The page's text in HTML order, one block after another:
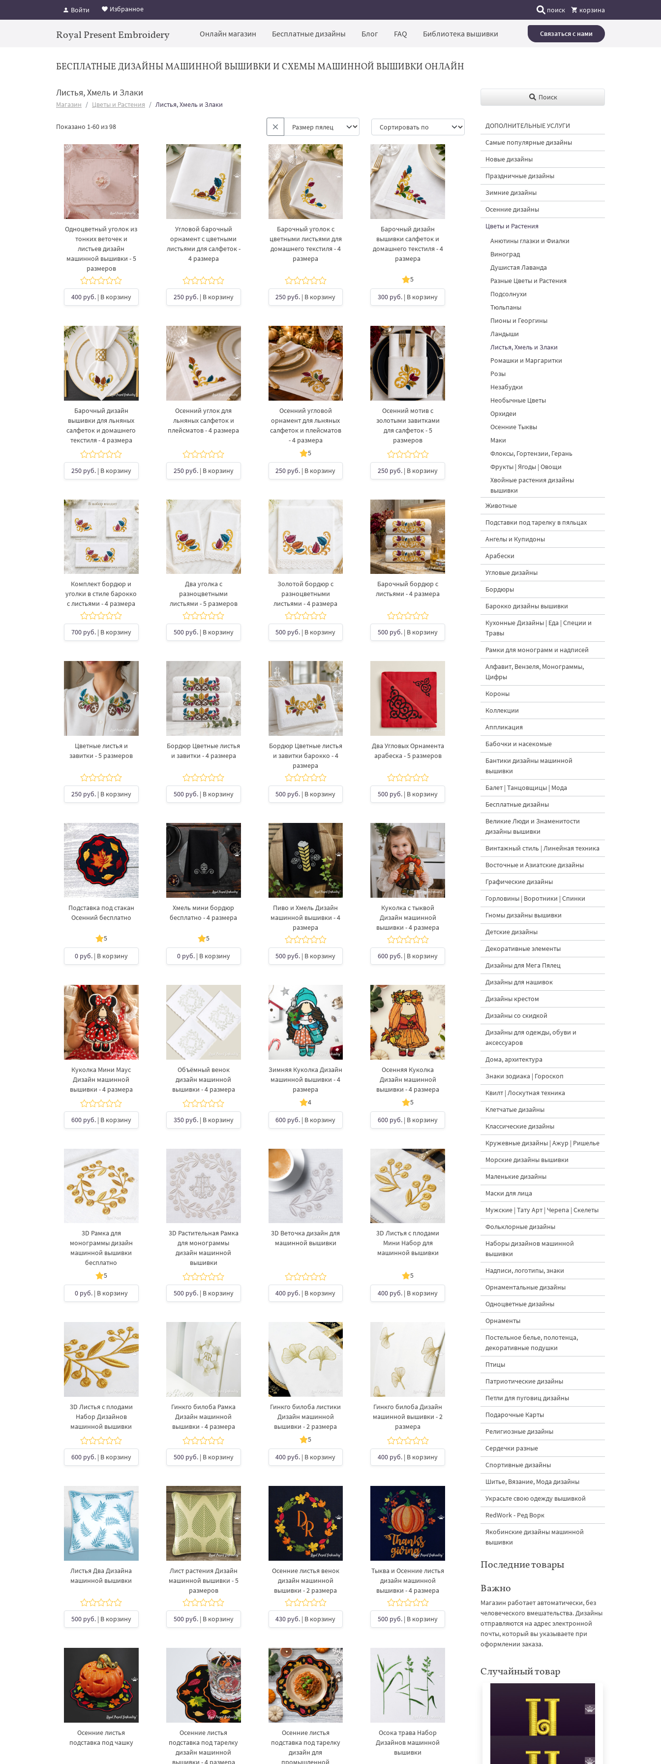
Войти Избранное поиск корзина
Royal Present Embroidery Онлайн магазин Бесплатные дизайны Блог FAQ Библиотека вышивки Связаться с нами
БЕСПЛАТНЫЕ ДИЗАЙНЫ МАШИННОЙ ВЫШИВКИ И СХЕМЫ МАШИННОЙ ВЫШИВКИ ОНЛАЙН
Листья, Хмель и Злаки
Магазин Цветы и Растения Листья, Хмель и Злаки
Показано 1-60 из 98
Одноцветный уголок из
тонких веточек и
листьев дизайн
машинной вышивки - 5
размеров
400 руб.| В корзину
Угловой барочный
орнамент с цветными
листьями для салфеток -
4 размера
250 руб.| В корзину
Барочный уголок с
цветными листьями для
домашнего текстиля - 4
размера
250 руб. | В корзину
Барочный дизайн
вышивки салфеток и
домашнего текстиля - 4
размера
5
300 руб. | В корзину
Барочный дизайн
вышивки для льняных
салфеток и домашнего
текстиля - 4 размера
250 руб.| В корзину
Осенний углок для
льняных салфеток и
плейсматов - 4 размера
250 руб.| В корзину
Осенний угловой
орнамент для льняных
салфеток и плейсматов
- 4 размера
5
250 руб. | В корзину
Осенний мотив с
золотыми завитками
для салфеток - 5
размеров
250 руб. | В корзину
Комплект бордюр и
уголки в стиле барокко
с листьями - 4 размера
700 руб.| В корзину
Два уголка с
разноцветными
листьями - 5 размеров
500 руб.| В корзину
Золотой бордюр с
разноцветными
листьями - 4 размера
500 руб. | В корзину
Барочный бордюр с
листьями - 4 размера
500 руб. | В корзину
Цветные листья и
завитки - 5 размеров
250 руб.| В корзину
Бордюр Цветные листья
и завитки - 4 размера
500 руб.| В корзину
Бордюр Цветные листья
и завитки барокко - 4
размера
500 руб. | В корзину
Два Угловых Орнамента
арабеска - 5 размеров
500 руб. | В корзину
Подставка под стакан
Осенний бесплатно
5
0 руб.| В корзину
Хмель мини бордюр
бесплатно - 4 размера
5
0 руб.| В корзину
Пиво и Хмель Дизайн
машинной вышивки - 4
размера
500 руб. | В корзину
Куколка с тыквой
Дизайн машинной
вышивки - 4 размера
600 руб. | В корзину
Куколка Мини Маус
Дизайн машинной
вышивки - 4 размера
600 руб.| В корзину
Объёмный венок
дизайн машинной
вышивки - 4 размера
350 руб.| В корзину
Зимняя Куколка Дизайн
машинной вышивки - 4
размера
4
600 руб. | В корзину
Осенняя Куколка
Дизайн машинной
вышивки - 4 размера
5
600 руб. | В корзину
3D Рамка для
монограммы дизайн
машинной вышивки
бесплатно
5
0 руб.| В корзину
3D Растительная Рамка
для монограммы
дизайн машинной
вышивки
500 руб.| В корзину
3D Веточка дизайн для
машинной вышивки
400 руб. | В корзину
3D Листья с плодами
Мини Набор для
машинной вышивки
5
400 руб. | В корзину
3D Листья с плодами
Набор Дизайнов
машинной вышивки
600 руб.| В корзину
Гинкго билоба Рамка
Дизайн машинной
вышивки - 4 размера
500 руб.| В корзину
Гинкго билоба листики
Дизайн машинной
вышивки - 2 размера
5
400 руб. | В корзину
Гинкго билоба Дизайн
машинной вышивки - 2
размера
400 руб. | В корзину
Листья Два Дизайна
машинной вышивки
500 руб.| В корзину
Лист растения Дизайн
машинной вышивки - 5
размеров
500 руб.| В корзину
Осенние листья венок
дизайн машинной
вышивки - 2 размера
430 руб. | В корзину
Тыква и Осенние листья
дизайн машинной
вышивки - 4 размера
500 руб. | В корзину
Осенние листья
подставка под чашку
Осенние листья
подставка под тарелку
дизайн машинной
вышивки - 4 размера
Осенние листья
подставка под тарелку
дизайн для
промышленной
Осока трава Набор
Дизайнов машинной
вышивки
Поиск
ДОПОЛНИТЕЛЬНЫЕ УСЛУГИ
Самые популярные дизайны
Новые дизайны
Праздничные дизайны
Зимние дизайны
Осенние дизайны
Цветы и Растения
Анютины глазки и Фиалки
Виноград
Душистая Лаванда
Разные Цветы и Растения
Подсолнухи
Тюльпаны
Пионы и Георгины
Ландыши
Листья, Хмель и Злаки
Ромашки и Маргаритки
Розы
Незабудки
Необычные Цветы
Орхидеи
Осенние Тыквы
Маки
Флоксы, Гортензии, Герань
Фрукты | Ягоды | Овощи
Хвойные растения дизайны
вышивки
Животные
Подставки под тарелку в пяльцах
Ангелы и Купидоны
Арабески
Угловые дизайны
Бордюры
Барокко дизайны вышивки
Кухонные Дизайны | Еда | Специи и
Травы
Рамки для монограмм и надписей
Алфавит, Вензеля, Монограммы,
Цифры
Короны
Коллекции
Аппликация
Бабочки и насекомые
Бантики дизайны машинной
вышивки
Балет | Танцовщицы | Мода
Бесплатные дизайны
Великие Люди и Знаменитости
дизайны вышивки
Винтажный стиль | Линейная техника
Восточные и Азиатские дизайны
Графические дизайны
Горловины | Воротники | Спинки
Гномы дизайны вышивки
Детские дизайны
Декоративные элементы
Дизайны для Мега Пялец
Дизайны для нашивок
Дизайны крестом
Дизайны со скидкой
Дизайны для одежды, обуви и
аксессуаров
Дома, архитектура
Знаки зодиака | Гороскоп
Квилт | Лоскутная техника
Клетчатые дизайны
Классические дизайны
Кружевные дизайны | Ажур | Ришелье
Морские дизайны вышивки
Маленькие дизайны
Маски для лица
Мужские | Тату Арт | Черепа | Скелеты
Фольклорные дизайны
Наборы дизайнов машинной
вышивки
Надписи, логотипы, знаки
Орнаментальные дизайны
Одноцветные дизайны
Орнаменты
Постельное белье, полотенца,
декоративные подушки
Птицы
Патриотические дизайны
Петли для пуговиц дизайны
Подарочные Карты
Религиозные дизайны
Сердечки разные
Спортивные дизайны
Шитье, Вязание, Мода дизайны
Украсьте свою одежду вышивкой
RedWork - Ред Ворк
Якобинские дизайны машинной
вышивки
Последние товары
Важно
Магазин работает автоматически, без
человеческого вмешательства. Дизайны
отправляются на адрес электронной
почты, который вы указываете при
оформлении заказа.
Случайный товар